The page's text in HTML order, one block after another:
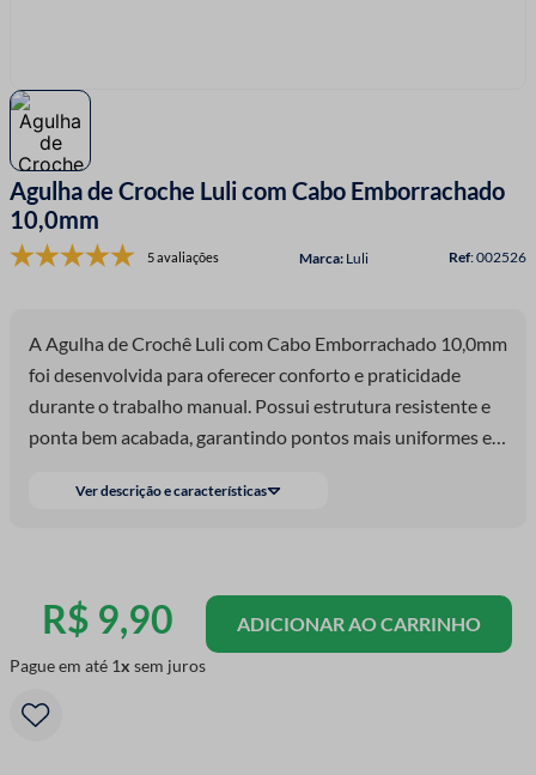
Agulha de Croche Luli com Cabo Emborrachado
10,0mm
5 avaliações Luli :002526
A Agulha de Crochê Luli com Cabo Emborrachado 10,0mm
foi desenvolvida para oferecer conforto e praticidade
durante o trabalho manual. Possui estrutura resistente e
ponta bem acabada, garantindo pontos mais uniformes e
pegada confortável, reduzindo o cansaço das mãos mesmo
barrados em toalhas, panos de prato e diversos projetos
artesanais. Ideal para quem busca conforto aliado à
funcionalidade. As cores do cabo são variadas e enviadas
rosa, azul, roxa, amarela, entre outras.
Ver descrição e características
R$ 9,90
Pague em até 1 sem juros
ADICIONAR AO CARRINHO